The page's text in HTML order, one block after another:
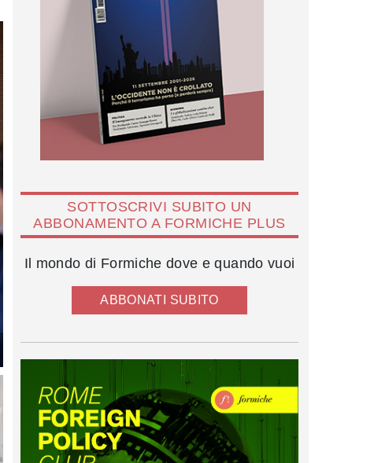
SOTTOSCRIVI SUBITO UN
ABBONAMENTO A FORMICHE PLUS
Il mondo di Formiche dove e quando vuoi
ABBONATI SUBITO